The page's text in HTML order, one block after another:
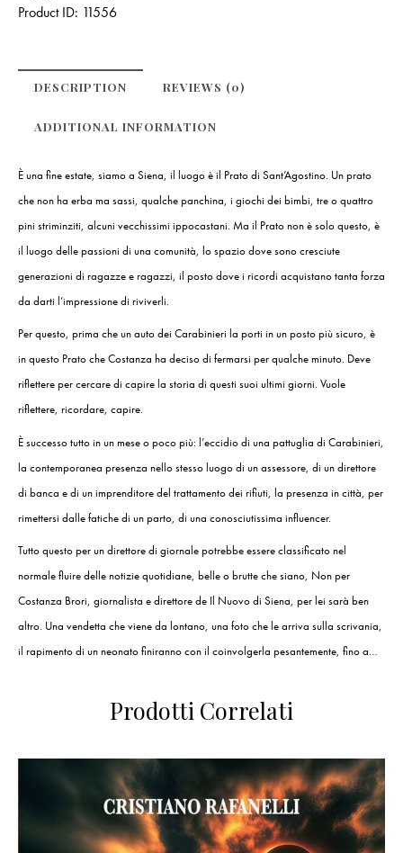
Product ID: 11556
DESCRIPTION REVIEWS (0)
ADDITIONAL INFORMATION
È una fine estate, siamo a Siena, il luogo è il Prato di Sant’Agostino. Un prato
che non ha erba ma sassi, qualche panchina, i giochi dei bimbi, tre o quattro
pini striminziti, alcuni vecchissimi ippocastani. Ma il Prato non è solo questo, è
il luogo delle passioni di una comunità, lo spazio dove sono cresciute
generazioni di ragazze e ragazzi, il posto dove i ricordi acquistano tanta forza
da darti l’impressione di riviverli.
Per questo, prima che un auto dei Carabinieri la porti in un posto più sicuro, è
in questo Prato che Costanza ha deciso di fermarsi per qualche minuto. Deve
riflettere per cercare di capire la storia di questi suoi ultimi giorni. Vuole
riflettere, ricordare, capire.
È successo tutto in un mese o poco più: l’eccidio di una pattuglia di Carabinieri,
la contemporanea presenza nello stesso luogo di un assessore, di un direttore
di banca e di un imprenditore del trattamento dei rifiuti, la presenza in città, per
rimettersi dalle fatiche di un parto, di una conosciutissima influencer.
Tutto questo per un direttore di giornale potrebbe essere classificato nel
normale fluire delle notizie quotidiane, belle o brutte che siano, Non per
Costanza Brori, giornalista e direttore de Il Nuovo di Siena, per lei sarà ben
altro. Una vendetta che viene da lontano, una foto che le arriva sulla scrivania,
il rapimento di un neonato finiranno con il coinvolgerla pesantemente, fino a…
Prodotti Correlati